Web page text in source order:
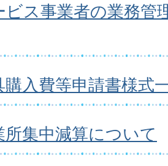
ビス事業者の業務管
購入費等申請書様式
所集中減算について